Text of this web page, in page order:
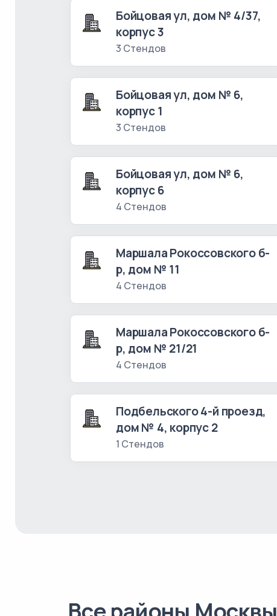
Бойцовая ул, дом № 4/37,
корпус 3
3 Стендов
Бойцовая ул, дом № 6,
корпус 1
3 Стендов
Бойцовая ул, дом № 6,
корпус 6
4 Стендов
Маршала Рокоссовского б-
р, дом № 11
4 Стендов
Маршала Рокоссовского б-
р, дом № 21/21
4 Стендов
Подбельского 4-й проезд,
дом № 4, корпус 2
1 Стендов